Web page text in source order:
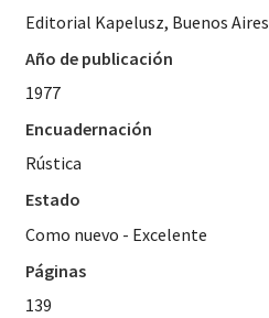
Editorial Kapelusz, Buenos Aires
Año de publicación
1977
Encuadernación
Rústica
Estado
Como nuevo - Excelente
Páginas
139